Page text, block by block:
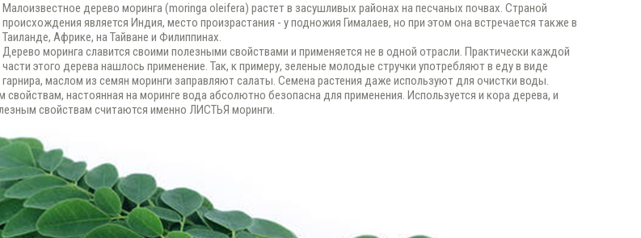
Малоизвестное дерево моринга (moringa oleifera) растет в засушливых районах на песчаных почвах. Страной
происхождения является Индия, место произрастания - у подножия Гималаев, но при этом она встречается также в
Таиланде, Африке, на Тайване и Филиппинах.
Дерево моринга славится своими полезными свойствами и применяется не в одной отрасли. Практически каждой
части этого дерева нашлось применение. Так, к примеру, зеленые молодые стручки употребляют в еду в виде
гарнира, маслом из семян моринги заправляют салаты. Семена растения даже используют для очистки воды.
свойствам, настоянная на моринге вода абсолютно безопасна для применения. Используется и кора дерева, и
свойствам считаются именно ЛИСТЬЯ моринги.